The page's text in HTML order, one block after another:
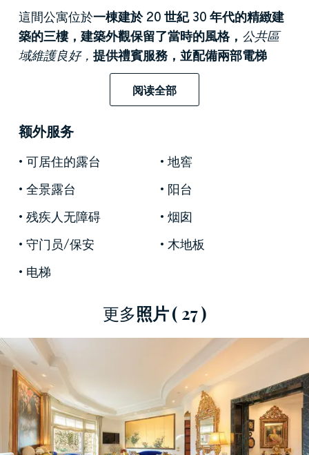
這間公寓位於一棟建於 20 世紀 30 年代的精緻建
築的三樓，建築外觀保留了當時的風格， 公共區
域維護良好， 提供禮賓服務，並配備兩部電梯
一部主電梯和一部服務電梯，方便連接地下
優雅的衣帽間走廊，走廊
令人驚豔的轉角起居區：一個
廳，配有壁爐、大窗戶，並可通往一個半封閉式
陽台，陽台俯瞰 聖維托雷歷史悠久的正面
沒有任何建築物遮擋，確保了充足的
性。
起居區與正式餐廳相連， 鋪設人字形拼花地板，
鋪設精美地毯，並飾
以護牆板，門框和過道均採
細節相呼應。
作空間或房間的人提供極大的靈活性
主睡眠區
設有兩間寬敞的雙
人臥室， 走廊兩側均配有訂製衣櫃， 並設有
優質材料打造的獨立衛浴間。此外，走廊還設有
一間浴室。室內視野 開闊，確保了靜謐私密，而
高挑的天花板和淺色調的牆面 則讓自然光線在一
天中充分灑入室內。
阅读全部
额外服务
可居住的露台
地窖
全景露台
阳台
残疾人无障碍
烟囱
守门员/保安
木地板
电梯
更多照片( 27 )